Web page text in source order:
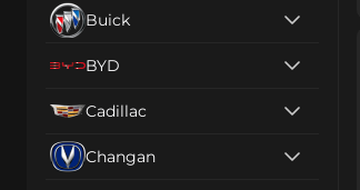
Buick
BYD
Cadillac
Changan